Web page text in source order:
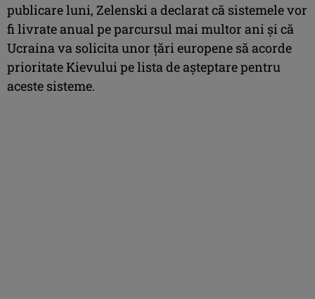
publicare luni, Zelenski a declarat că sistemele vor
fi livrate anual pe parcursul mai multor ani şi că
Ucraina va solicita unor ţări europene să acorde
prioritate Kievului pe lista de aşteptare pentru
aceste sisteme.